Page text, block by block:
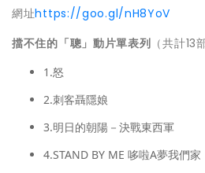
網址https://goo.gl/nH8YoV
擋不住的「聰」動片單表列 （共計13
1.怒
2.刺客聶隱娘
3.明日的朝陽－決戰東西軍
4.STAND BY ME 哆啦A夢我們家